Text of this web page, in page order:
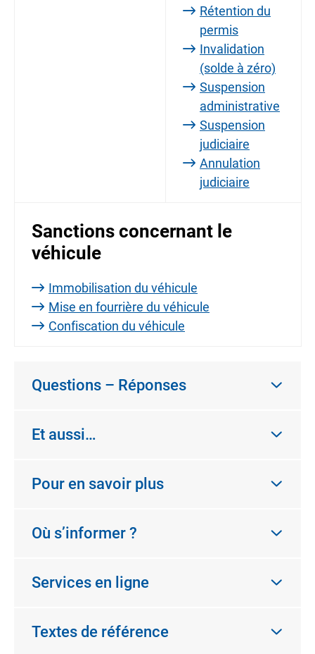
Rétention du
permis
Invalidation
(solde à zéro)
Suspension
administrative
Suspension
judiciaire
Annulation
judiciaire
Sanctions concernant le
véhicule
Immobilisation du véhicule
Mise en fourrière du véhicule
Confiscation du véhicule
Questions – Réponses
Et aussi…
Pour en savoir plus
Où s’informer ?
Services en ligne
Textes de référence